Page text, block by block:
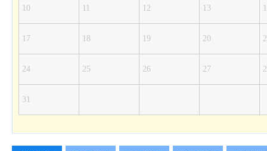
10 11 12 13
17 18 19 20
24 25 26 27
31